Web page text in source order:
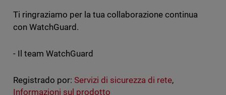
Ti ringraziamo per la tua collaborazione continua
con WatchGuard.
- Il team WatchGuard
Registrado por: Servizi di sicurezza di rete,
Informazioni sul prodotto